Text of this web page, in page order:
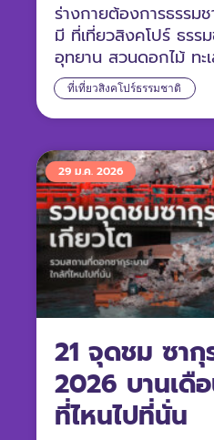
ที่เที่ยวสิงคโปร์ธรรมชาติ
ร่างกายต้องการธรรม
มี ที่เที่ยวสิงคโปร์ ธรร
อุทยาน สวนดอกไม้ ทะ
อัพเดตให้แล้ว
21 จุดชม ซากุ
2026 บานเดื
ที่ไหนไปที่นั่น
29 ม.ค. 2026